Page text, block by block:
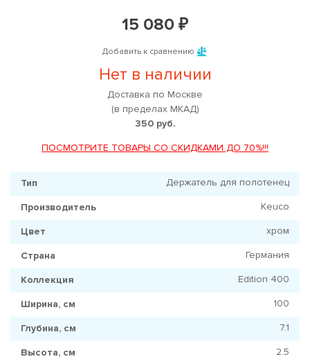
15 080 ₽
Добавить к сравнению
Нет в наличии
Доставка по Москве
(в пределах МКАД)
350 руб.
ПОСМОТРИТЕ ТОВАРЫ СО СКИДКАМИ ДО 70%!!!
Тип Держатель для полотенец
Производитель Keuco
Цвет хром
Страна Германия
Коллекция Edition 400
Ширина, см 100
Глубина, см 7.1
Высота, см 2.5